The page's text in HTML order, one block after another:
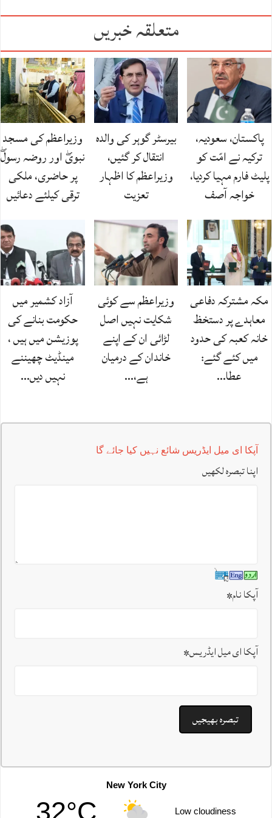
متعلقہ خبریں
پاکستان، سعودیہ،
ترکیہ نے امّت کو
پلیٹ فارم مہیا کردیا،
خواجہ آصف
بیرسٹر گوہر کی والدہ
انتقال کر گئیں،
وزیراعظم کا اظہار
تعزیت
وزیراعظم کی مسجد
نبویۖ اور روضہ رسولۖ
پر حاضری، ملکی
ترقی کیلئے دعائیں
مکہ مشترکہ دفاعی
معاہدے پر دستخظ
خانہ کعبہ کی حدود
میں کئے گئے:
عطا…
وزیراعظم سے کوئی
شکایت نہیں اصل
لڑائی ان کے اپنے
خاندان کے درمیان
ہے،…
آزاد کشمیر میں
حکومت بنانے کی
پوزیشن میں ہیں ،
مینڈیٹ چھیننے
نہیں دیں…
آپکا ای میل ایڈریس شائع نہیں کیا جائے گا
اپنا تبصرہ لکھیں
آپکا نام*
آپکا ای میل ایڈریس*
New York City
32°C Low cloudiness